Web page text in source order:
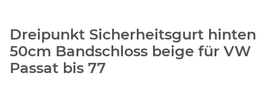
Dreipunkt Sicherheitsgurt hinten
50cm Bandschloss beige für VW
Passat bis 77